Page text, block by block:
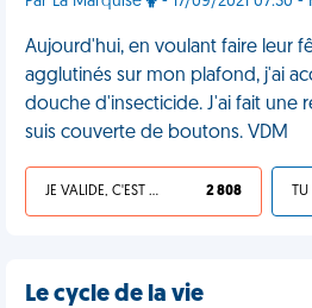
Aujourd'hui, en voulant faire leur
agglutinés sur mon plafond, j'ai
douche d'insecticide. J'ai fait une
suis couverte de boutons. VDM
JE VALIDE, C'EST UNE VDM 2 808
Le cycle de la vie